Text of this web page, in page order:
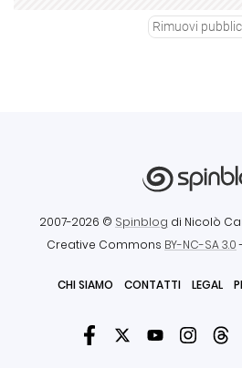
Rimuovi
2007-2026 © Spinblog di Nicolò
Creative Commons BY-NC-SA 3.0
CHI SIAMO CONTATTI LEGAL